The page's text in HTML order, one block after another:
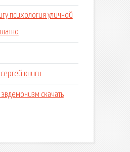
психология уличной
книги
скачать